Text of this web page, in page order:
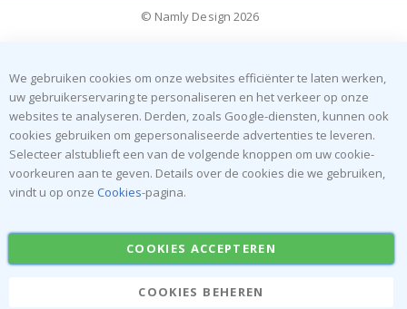
© Namly Design 2026
We gebruiken cookies om onze websites efficiënter te laten werken,
uw gebruikerservaring te personaliseren en het verkeer op onze
websites te analyseren. Derden, zoals Google-diensten, kunnen ook
cookies gebruiken om gepersonaliseerde advertenties te leveren.
Selecteer alstublieft een van de volgende knoppen om uw cookie-
voorkeuren aan te geven. Details over de cookies die we gebruiken,
vindt u op onze Cookies-pagina.
COOKIES ACCEPTEREN
COOKIES BEHEREN